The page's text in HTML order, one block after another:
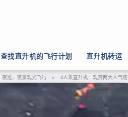
查找直升机的飞行计划 直升机转运
夜巡，夜景观光飞行 > 4人乘直升机：观赏两大人气塔